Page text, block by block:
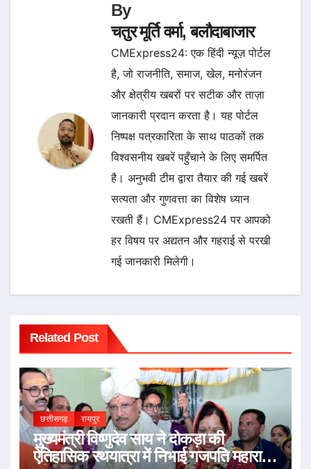
By
चतुर मूर्ति वर्मा, बलौदाबाजार
CMExpress24: एक हिंदी न्यूज़ पोर्टल
है, जो राजनीति, समाज, खेल, मनोरंजन
और क्षेत्रीय खबरों पर सटीक और ताज़ा
जानकारी प्रदान करता है। यह पोर्टल
निष्पक्ष पत्रकारिता के साथ पाठकों तक
विश्वसनीय खबरें पहुँचाने के लिए समर्पित
है। अनुभवी टीम द्वारा तैयार की गई खबरें
सत्यता और गुणवत्ता का विशेष ध्यान
रखती हैं। CMExpress24 पर आपको
हर विषय पर अद्यतन और गहराई से परखी
गई जानकारी मिलेगी।
Related Post
छत्तीसगढ़ रायपुर
मुख्यमंत्री विष्णुदेव साय ने दोकड़ा की
ऐतिहासिक रथयात्रा में निभाई गजपति महाराजा